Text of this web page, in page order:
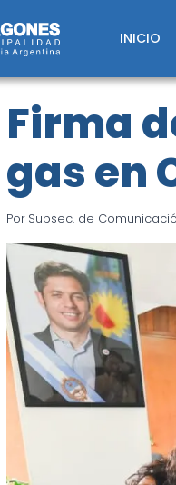
INICIO
Firma
gas en
Por Subsec. de